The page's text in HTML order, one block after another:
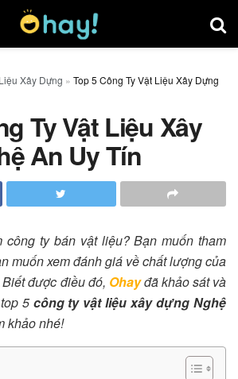
Xây Dựng » Top 5 Công Ty Vật Liệu Xây Dựng
Ty Vật Liệu Xây
An Uy Tín
công ty bán vật liệu? Bạn muốn tham
muốn xem đánh giá về chất lượng của
được điều đó, Ohayđã khảo sát và
5 công ty vật liệu xây dựng Nghệ
khảo nhé!